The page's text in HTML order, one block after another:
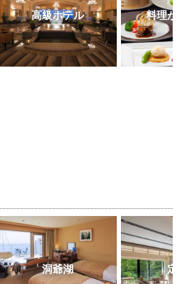
高級ホテル 料理
洞爺湖